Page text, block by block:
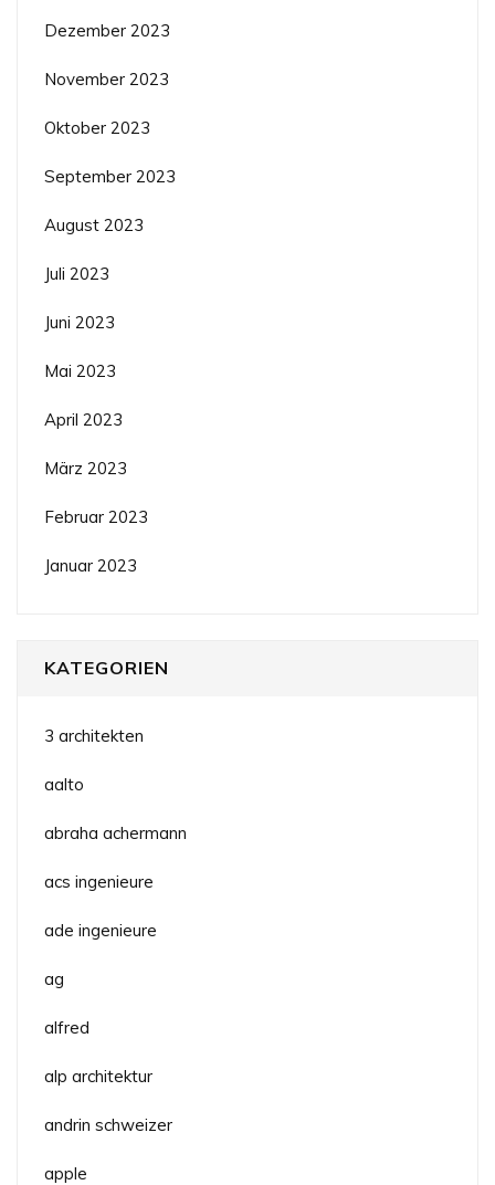
Dezember 2023
November 2023
Oktober 2023
September 2023
August 2023
Juli 2023
Juni 2023
Mai 2023
April 2023
März 2023
Februar 2023
Januar 2023
KATEGORIEN
3 architekten
aalto
abraha achermann
acs ingenieure
ade ingenieure
ag
alfred
alp architektur
andrin schweizer
apple